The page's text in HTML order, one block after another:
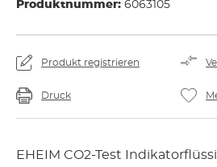
Produktnummer: 6063105
Produkt registrieren
Druck
EHEIM CO2-Test